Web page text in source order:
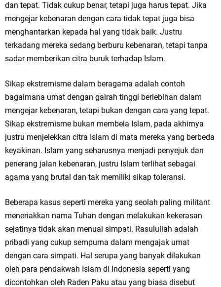
dan tepat. Tidak cukup benar, tetapi juga harus tepat. Jika
mengejar kebenaran dengan cara tidak tepat juga bisa
menghantarkan kepada hal yang tidak baik. Justru
terkadang mereka sedang berburu kebenaran, tetapi tanpa
sadar memberikan citra buruk terhadap Islam.
Sikap ekstremisme dalam beragama adalah contoh
bagaimana umat dengan gairah tinggi berlebihan dalam
mengejar kebenaran, tetapi bukan dengan cara yang tepat.
Sikap ekstremisme bukan membela Islam, pada akhirnya
justru menjelekkan citra Islam di mata mereka yang berbeda
keyakinan. Islam yang seharusnya menjadi penyejuk dan
penerang jalan kebenaran, justru Islam terlihat sebagai
agama yang brutal dan tak memiliki sikap toleransi.
Beberapa kasus seperti mereka yang seolah paling militant
meneriakkan nama Tuhan dengan melakukan kekerasan
sejatinya tidak akan menuai simpati. Rasulullah adalah
pribadi yang cukup sempurna dalam mengajak umat
dengan cara simpati. Hal serupa yang banyak dilakukan
oleh para pendakwah Islam di Indonesia seperti yang
dicontohkan oleh Raden Paku atau yang biasa disebut